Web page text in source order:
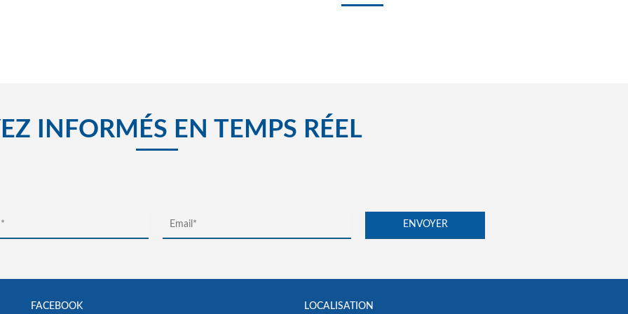
INFORMÉS EN TEMPS RÉEL
FACEBOOK LOCALISATION